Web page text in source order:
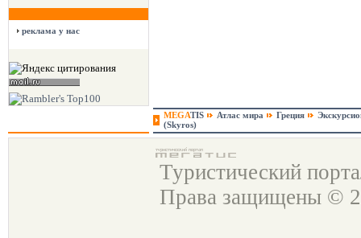
реклама у нас
MEGATIS Атлас мира Греция
(Skyros)
Туристический
Права защищены ©